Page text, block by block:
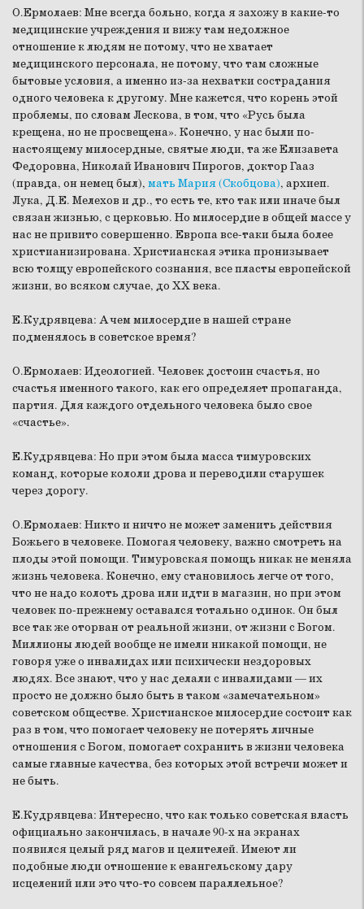
О.Ермолаев: Мне всегда больно, когда я захожу в какие-то
медицинские учреждения и вижу там недолжное
отношение к людям не потому, что не хватает
медицинского персонала, не потому, что там сложные
бытовые условия, а именно из-за нехватки сострадания
одного человека к другому. Мне кажется, что корень этой
проблемы, по словам Лескова, в том, что «Русь была
крещена, но не просвещена». Конечно, у нас были по-
настоящему милосердные, святые люди, та же Елизавета
Федоровна, Николай Иванович Пирогов, доктор Гааз
(правда, он немец был), мать Мария (Скобцова), архиеп.
Лука, Д.Е. Мелехов и др., то есть те, кто так или иначе был
связан жизнью, с церковью. Но милосердие в общей массе у
нас не привито совершенно. Европа все-таки была более
христианизирована. Христианская этика пронизывает
всю толщу европейского сознания, все пласты европейской
жизни, во всяком случае, до ХХ века.
Е.Кудрявцева: А чем милосердие в нашей стране
подменялось в советское время?
О.Ермолаев: Идеологией. Человек достоин счастья, но
счастья именного такого, как его определяет пропаганда,
партия. Для каждого отдельного человека было свое
«счастье».
Е.Кудрявцева: Но при этом была масса тимуровских
команд, которые кололи дрова и переводили старушек
через дорогу.
О.Ермолаев: Никто и ничто не может заменить действия
Божьего в человеке. Помогая человеку, важно смотреть на
плоды этой помощи. Тимуровская помощь никак не меняла
жизнь человека. Конечно, ему становилось легче от того,
что не надо колоть дрова или идти в магазин, но при этом
человек по-прежнему оставался тотально одинок. Он был
все так же оторван от реальной жизни, от жизни с Богом.
Миллионы людей вообще не имели никакой помощи, не
говоря уже о инвалидах или психически нездоровых
людях. Все знают, что у нас делали с инвалидами — их
просто не должно было быть в таком «замечательном»
советском обществе. Христианское милосердие состоит как
раз в том, что помогает человеку не потерять личные
отношения с Богом, помогает сохранить в жизни человека
самые главные качества, без которых этой встречи может и
не быть.
Е.Кудрявцева: Интересно, что как только советская власть
официально закончилась, в начале 90-х на экранах
появился целый ряд магов и целителей. Имеют ли
подобные люди отношение к евангельскому дару
исцелений или это что-то совсем параллельное?